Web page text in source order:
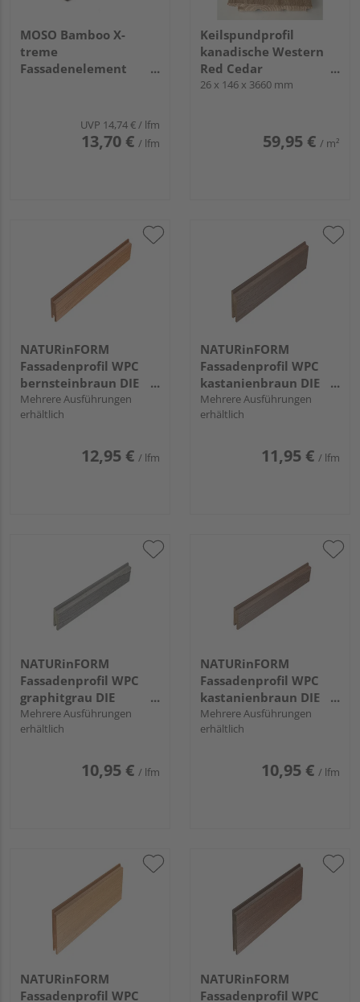
MOSO Bamboo X-
treme
Fassadenelement
Density Stirns. 2mm x
UVP 14,74 €/ lfm
13,70 € / lfm
Keilspundprofil
kanadische Western
Red Cedar
unbehandelt,
26 x 146 x 3660 mm
59,95 € / m²
NATURinFORM
Fassadenprofil WPC
bernsteinbraun DIE
GESTALTENDE
EXKLUSIV - 70x17mm
Mehrere Ausführungen
erhältlich
12,95 € / lfm
NATURinFORM
Fassadenprofil WPC
kastanienbraun DIE
GESTALTENDE -
103x17mm
Mehrere Ausführungen
erhältlich
11,95 € / lfm
NATURinFORM
Fassadenprofil WPC
graphitgrau DIE
GESTALTENDE -
70x17mm
Mehrere Ausführungen
erhältlich
10,95 € / lfm
NATURinFORM
Fassadenprofil WPC
kastanienbraun DIE
GESTALTENDE -
70x17mm
Mehrere Ausführungen
erhältlich
10,95 € / lfm
NATURinFORM
Fassadenprofil WPC
NATURinFORM
Fassadenprofil WPC